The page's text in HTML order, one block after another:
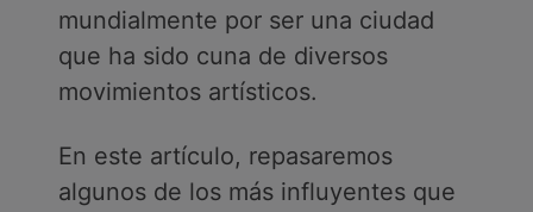
mundialmente por ser una ciudad
que ha sido cuna de diversos
movimientos artísticos.
En este artículo, repasaremos
algunos de los más influyentes que